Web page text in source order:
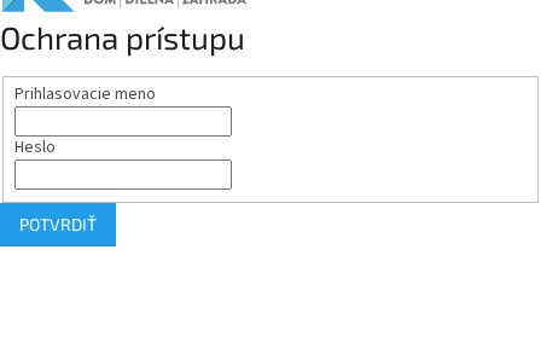
Ochrana prístupu
Prihlasovacie meno
Heslo
POTVRDIŤ